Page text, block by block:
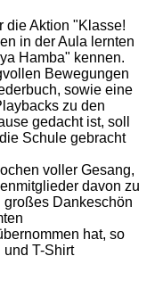
die Aktion "Klasse!
in der Aula lernten
Hamba" kennen.
Bewegungen
sowie eine
zu den
gedacht ist, soll
Schule gebracht
voller Gesang,
davon zu
großes Dankeschön
hat, so
und T-Shirt